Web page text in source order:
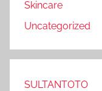
Skincare
Uncategorized
SULTANTOTO